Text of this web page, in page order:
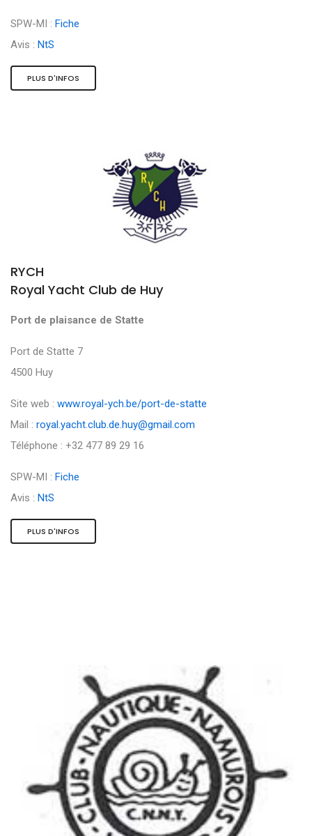
SPW-MI : Fiche
Avis : NtS
PLUS D'INFOS
RYCH
Royal Yacht Club de Huy
Port de plaisance de Statte
Port de Statte 7
4500 Huy
Site web : www.royal-ych.be/port-de-statte
Mail : royal.yacht.club.de.huy@gmail.com
Téléphone : +32 477 89 29 16
SPW-MI : Fiche
Avis : NtS
PLUS D'INFOS